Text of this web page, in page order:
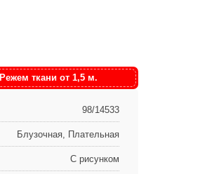
Режем ткани от 1,5 м.
98/14533
Блузочная, Плательная
С рисунком